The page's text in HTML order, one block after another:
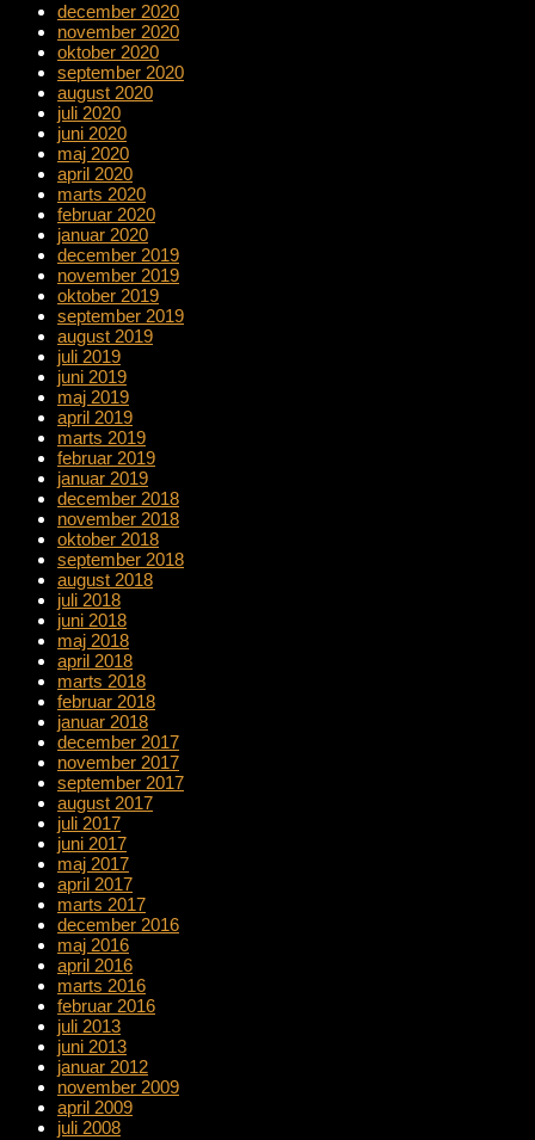
december 2020
november 2020
oktober 2020
september 2020
august 2020
juli 2020
juni 2020
maj 2020
april 2020
marts 2020
februar 2020
januar 2020
december 2019
november 2019
oktober 2019
september 2019
august 2019
juli 2019
juni 2019
maj 2019
april 2019
marts 2019
februar 2019
januar 2019
december 2018
november 2018
oktober 2018
september 2018
august 2018
juli 2018
juni 2018
maj 2018
april 2018
marts 2018
februar 2018
januar 2018
december 2017
november 2017
september 2017
august 2017
juli 2017
juni 2017
maj 2017
april 2017
marts 2017
december 2016
maj 2016
april 2016
marts 2016
februar 2016
juli 2013
juni 2013
januar 2012
november 2009
april 2009
juli 2008